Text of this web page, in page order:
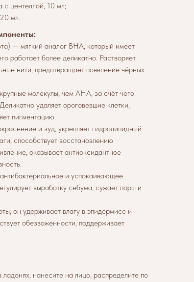
центеллой, 10 мл;
мл.
— мягкий аналог BHA, который имеет
работает более деликатно. Растворяет
нити, предотвращает появление чёрных
молекулы, чем AHA, за счёт чего
удаляет ороговевшие клетки,
пигментацию.
и зуд, укрепляет гидролипидный
способствует восстановлению.
оказывает антиоксидантное
и успокаивающее
выработку себума, сужает поры и
он удерживает влагу в эпидермисе и
обезвоженности, поддерживает
ладонях, нанесите на лицо, распределите по